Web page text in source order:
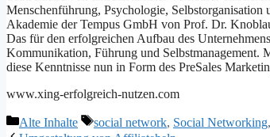
Menschenführung, Psychologie,
Akademie der Tempus GmbH von Prof. Dr.
Das für den erfolgreichen Aufbau des
Kommunikation, Führung und Selbstmanagement.
diese Kenntnisse nun in Form des PreSales
www.xing-erfolgreich-nutzen.com
Kategorien
Alte Inhalte Schlagwörter
social network, Social Networking,